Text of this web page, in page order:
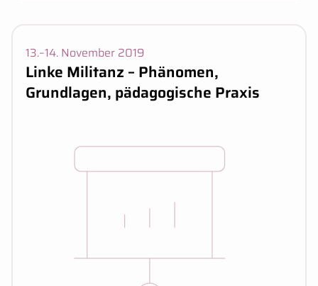
Linke Militanz – Phänomen,
Grundlagen, pädagogische Praxis
Veranstaltungsdaten:
13.–14. November 2019